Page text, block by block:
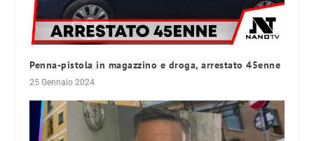
Penna-pistola in magazzino e droga, arrestato 45enne
25 Gennaio 2024